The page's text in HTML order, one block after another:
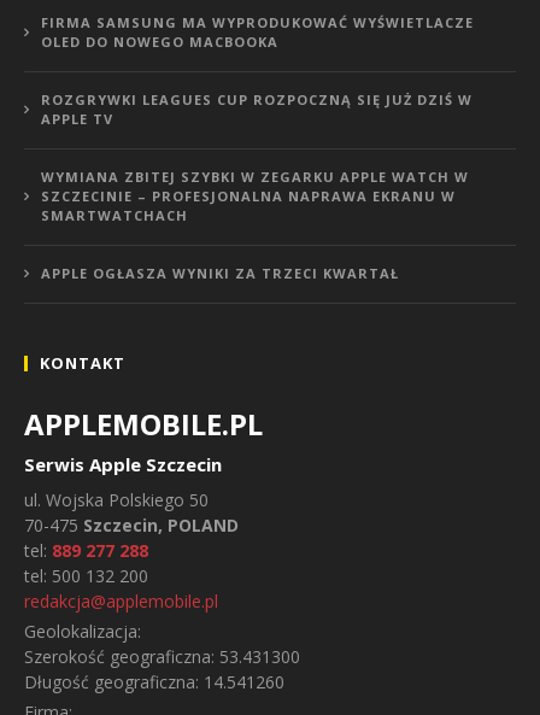
FIRMA SAMSUNG MA WYPRODUKOWAĆ WYŚWIETLACZE
OLED DO NOWEGO MACBOOKA
ROZGRYWKI LEAGUES CUP ROZPOCZNĄ SIĘ JUŻ DZIŚ W
APPLE TV
WYMIANA ZBITEJ SZYBKI W ZEGARKU APPLE WATCH W
SZCZECINIE – PROFESJONALNA NAPRAWA EKRANU W
SMARTWATCHACH
APPLE OGŁASZA WYNIKI ZA TRZECI KWARTAŁ
KONTAKT
APPLEMOBILE.PL
Serwis Apple Szczecin
ul. Wojska Polskiego 50
70-475 Szczecin, POLAND
tel: 889 277 288
tel: 500 132 200
redakcja@applemobile.pl
Geolokalizacja:
Szerokość geograficzna: 53.431300
Długość geograficzna: 14.541260